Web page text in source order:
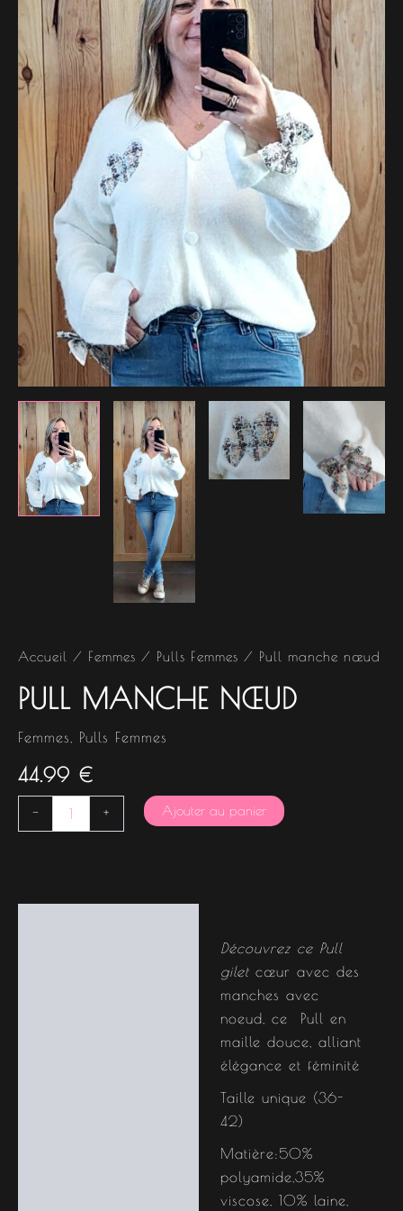
Accueil / Femmes / Pulls Femmes / Pull manche nœud
PULL MANCHE NŒUD
Femmes Pulls Femmes
44.99 €
- + Ajouter au panier
Découvrez ce Pull
gilet cœur avec des
manches avec
noeud, ce Pull en
maille douce, alliant
élégance et féminité
Taille unique (36-
42)
Matière:50%
polyamide,35%
viscose, 10% laine,